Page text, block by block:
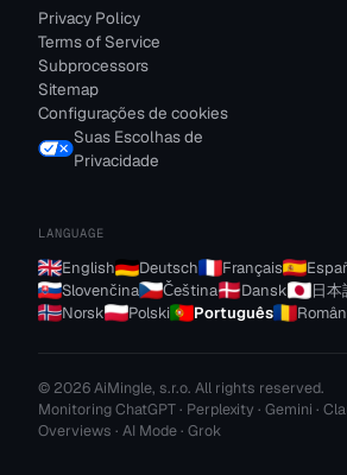
Privacy Policy
Terms of Service
Subprocessors
Sitemap
Configurações de cookies
Suas Escolhas de
Privacidade
LANGUAGE
English Deutsch Français
Slovenčina
Čeština Dansk 日本
Norsk
Polski Português
© 2026 AiMingle, s.r.o. All rights reserved.
Monitoring ChatGPT · Perplexity · Gemini ·
Overviews · AI Mode · Grok